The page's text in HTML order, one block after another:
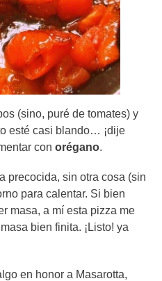
(sino, puré de tomates) y
esté casi blando… ¡dije
con orégano.
precocida, sin otra cosa (sin
para calentar. Si bien
masa, a mí esta pizza me
bien finita. ¡Listo! ya
en honor a Masarotta,